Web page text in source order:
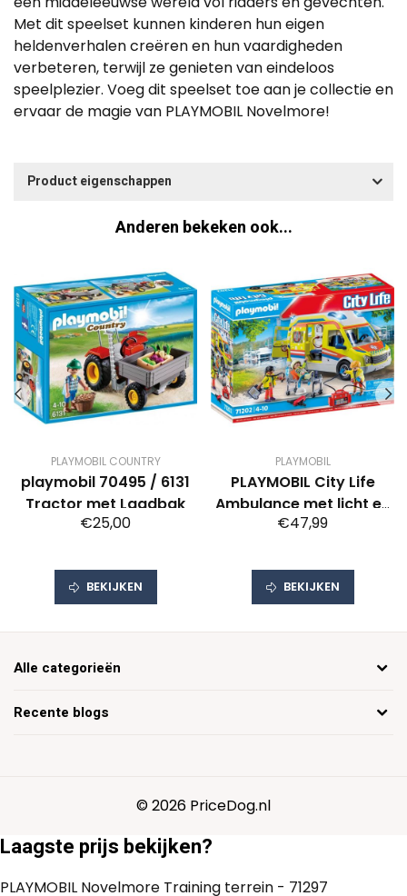
Met dit speelset kunnen kinderen hun eigen
heldenverhalen creëren en hun vaardigheden
verbeteren, terwijl ze genieten van eindeloos
speelplezier. Voeg dit speelset toe aan je collectie en
ervaar de magie van PLAYMOBIL Novelmore!
Product eigenschappen
Anderen bekeken ook...
PLAYMOBIL COUNTRY
playmobil 70495 / 6131
Tractor met Laadbak
€25,00
BEKIJKEN
PLAYMOBIL
PLAYMOBIL City Life
Ambulance met licht en
geluid - 71202
€47,99
BEKIJKEN
Recente blogs
Alle categorieën
© 2026 PriceDog.nl
Laagste prijs bekijken?
PLAYMOBIL Novelmore Training terrein - 71297